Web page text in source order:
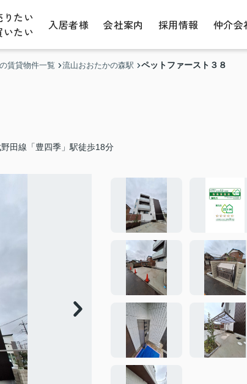
りたい
いたい
入居者様 会社案内 採用情報 仲介会
賃貸物件一覧 流山おおたかの森駅 ペットファースト３８
田線「豊四季」駅徒歩18分